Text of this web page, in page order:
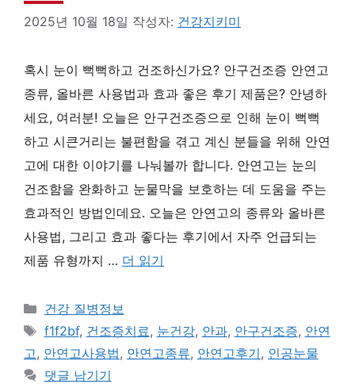
2025년 10월 18일 작성자: 건강지키미
혹시 눈이 뻑뻑하고 건조하신가요? 안구건조증 안연고
종류, 올바른 사용법과 효과 좋은 후기 제품은? 안녕하
세요, 여러분! 오늘은 안구건조증으로 인해 눈이 뻑뻑
하고 시큰거리는 불편함을 겪고 계신 분들을 위해 안연
고에 대한 이야기를 나눠볼까 합니다. 안연고는 눈의
건조함을 완화하고 눈물막을 보호하는 데 도움을 주는
효과적인 방법인데요. 오늘은 안연고의 종류와 올바른
사용법, 그리고 효과 좋다는 후기에서 자주 언급되는
제품 유형까지 … 더 읽기
카
테
고
리
건강 질병정보
태
그
f1f2bf, 건조증치료, 눈건강, 안과, 안구건조증, 안연
고, 안연고사용법, 안연고종류, 안연고후기, 인공눈물
댓글 남기기